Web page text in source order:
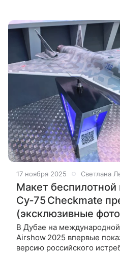
17 ноября 2025 Светлана
Макет беспилотной
Су‑75 Checkmate
(эксклюзивные
В Дубае на
Airshow 2025 впервые
версию российского